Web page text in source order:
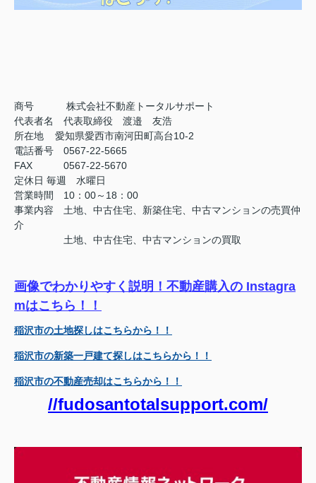
商号
株式会社不動産トータルサポート
代表者名 代表取締役 渡邉 友浩
所在地 愛知県愛西市南河田町高台10-2
電話番号 0567-22-5665
FAX
0567-22-5670
定休日 毎週 水曜日
営業時間 10：00～18：00
事業内容 土地、中古住宅、新築住宅、中古マンションの売買仲
介
土地、中古住宅、中古マンションの買取
画像でわかりやすく説明！不動産購入の Instagra
mはこちら！！
稲沢市の土地探しはこちらから！！
稲沢市の新築一戸建て探しはこちらから！！
稲沢市の不動産売却はこちらから！！
//fudosantotalsupport.com/